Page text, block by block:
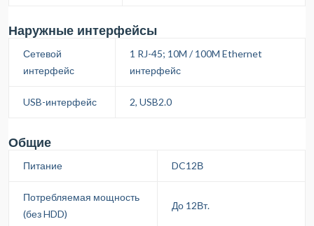
Наружные интерфейсы
Сетевой
интерфейс
1 RJ-45; 10M / 100M Ethernet
интерфейс
USB-интерфейс 2, USB2.0
Общие
Питание DC12В
Потребляемая мощность
(без HDD)
До 12Вт.